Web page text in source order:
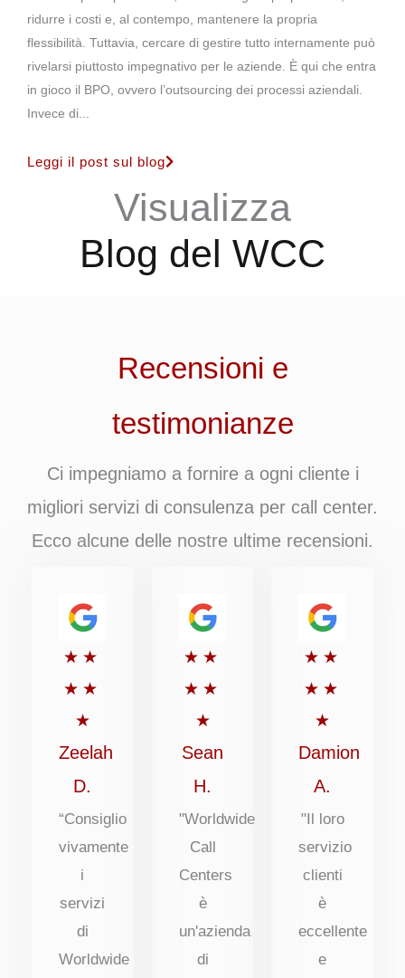
ridurre i costi e, al contempo, mantenere la propria
flessibilità. Tuttavia, cercare di gestire tutto internamente può
rivelarsi piuttosto impegnativo per le aziende. È qui che entra
in gioco il BPO, ovvero l’outsourcing dei processi aziendali.
Invece di...
Leggi il post sul blog
Visualizza
Blog del WCC
Recensioni e
testimonianze
Ci impegniamo a fornire a ogni cliente i
migliori servizi di consulenza per call center.
Ecco alcune delle nostre ultime recensioni.
★ ★
★ ★
★
Valutato
5
su
5
Zeelah
D.
“Consiglio
vivamente
i
servizi
di
Worldwide
★ ★
★ ★
★
Valutato
5
su
5
Sean
H.
"Worldwide
Call
Centers
è
un'azienda
di
★ ★
★ ★
★
Valutato
5
5
Damion
A.
"Il loro
servizio
clienti
è
eccellente
e